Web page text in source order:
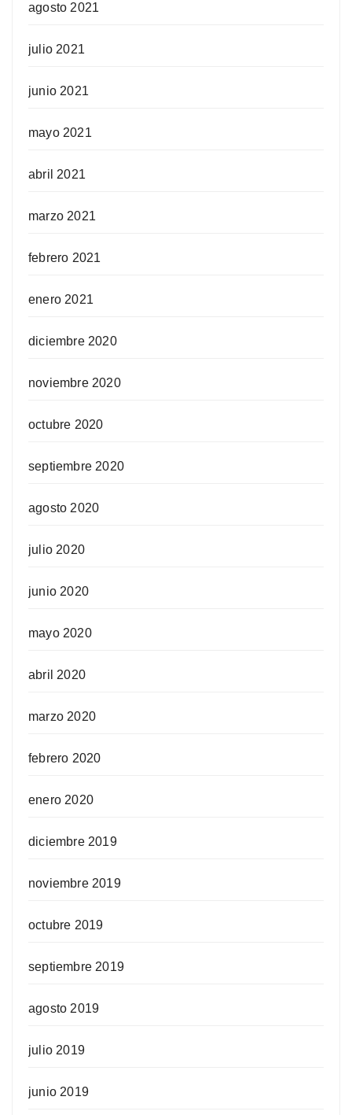
agosto 2021
julio 2021
junio 2021
mayo 2021
abril 2021
marzo 2021
febrero 2021
enero 2021
diciembre 2020
noviembre 2020
octubre 2020
septiembre 2020
agosto 2020
julio 2020
junio 2020
mayo 2020
abril 2020
marzo 2020
febrero 2020
enero 2020
diciembre 2019
noviembre 2019
octubre 2019
septiembre 2019
agosto 2019
julio 2019
junio 2019